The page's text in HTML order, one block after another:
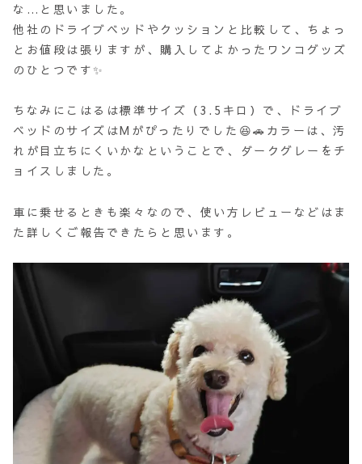
な…と思いました。
他社のドライブベッドやクッションと比較して、ちょっ
とお値段は張りますが、購入してよかったワンコグッズ
のひとつです✨
ちなみにこはるは標準サイズ（3.5キロ）で、ドライブ
ベッドのサイズはMがぴったりでした😆🚗カラーは、汚
れが目立ちにくいかなということで、ダークグレーをチ
ョイスしました。
車に乗せるときも楽々なので、使い方レビューなどはま
た詳しくご報告できたらと思います。